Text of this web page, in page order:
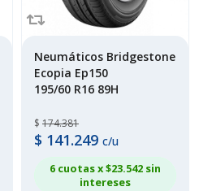
Neumáticos Bridgestone
Ecopia Ep150
195/60 R16 89H
$ 174.381
$ 141.249 c/u
6 cuotas x $23.542 sin
intereses